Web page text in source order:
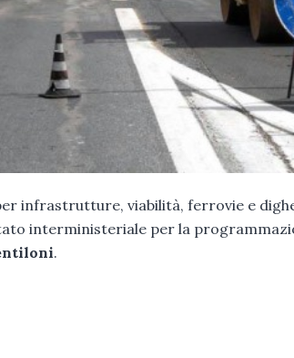
infrastrutture, viabilità, ferrovie e
interministeriale per la
.